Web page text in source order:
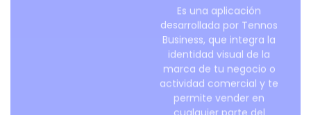
Es una aplicación
desarrollada por Tennos
Business, que integra la
identidad visual de la
marca de tu negocio o
actividad comercial y te
permite vender en